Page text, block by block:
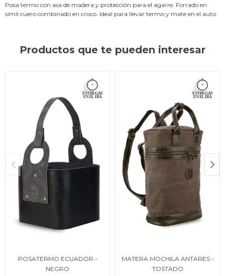
Posa termo con asa de madera y protección para el agarre. Forrado en
símil cuero combinado en croco. Ideal para llevar termo y mate en el auto.
Productos que te pueden interesar
POSATERMO ECUADOR -
NEGRO
MATERA MOCHILA ANTARES -
TOSTADO